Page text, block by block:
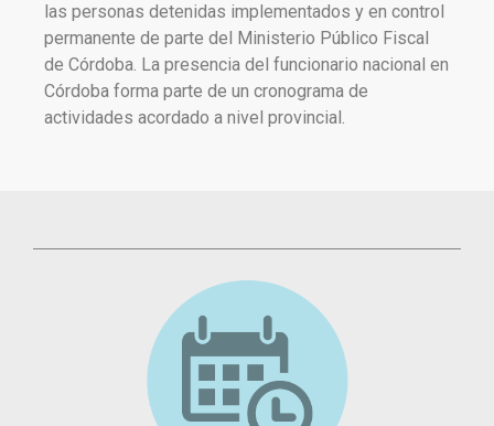
las personas detenidas implementados y en control
permanente de parte del Ministerio Público Fiscal
de Córdoba. La presencia del funcionario nacional en
Córdoba forma parte de un cronograma de
actividades acordado a nivel provincial.